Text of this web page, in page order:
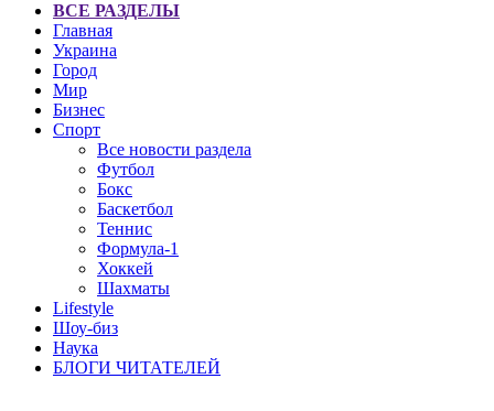
ВСЕ РАЗДЕЛЫ
Главная
Украина
Город
Мир
Бизнес
Спорт
Все новости раздела
Футбол
Бокс
Баскетбол
Теннис
Формула-1
Хоккей
Шахматы
Lifestyle
Шоу-биз
Наука
БЛОГИ ЧИТАТЕЛЕЙ